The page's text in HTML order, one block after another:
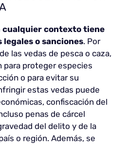
cualquier contexto tiene
legales o sanciones. Por
las vedas de pesca o caza,
para proteger especies
o para evitar su
estas vedas puede
confiscación del
penas de cárcel
del delito y de la
o región. Además, se